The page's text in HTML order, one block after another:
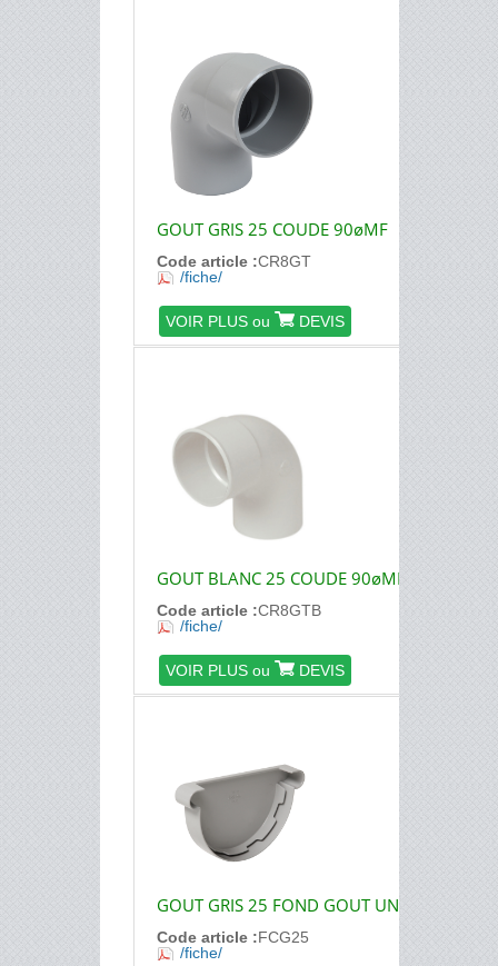
GOUT GRIS 25 COUDE 90øMF
Code article :CR8GT
/fiche/
VOIR PLUS ou DEVIS
GOUT BLANC 25 COUDE 90øMF
Code article :CR8GTB
/fiche/
VOIR PLUS ou DEVIS
GOUT GRIS 25 FOND GOUT UNIV.
Code article :FCG25
/fiche/